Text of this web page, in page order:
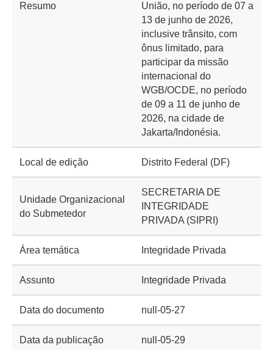
Resumo
União, no período de 07 a
13 de junho de 2026,
inclusive trânsito, com
ônus limitado, para
participar da missão
internacional do
WGB/OCDE, no período
de 09 a 11 de junho de
2026, na cidade de
Jakarta/Indonésia.
Local de edição Distrito Federal (DF)
Unidade Organizacional
do Submetedor
SECRETARIA DE
INTEGRIDADE
PRIVADA (SIPRI)
Área temática Integridade Privada
Assunto Integridade Privada
Data do documento null-05-27
Data da publicação null-05-29